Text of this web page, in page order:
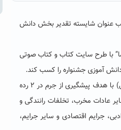
عنوان شایسته تقدیر بخش دانش
با طرح سایت کتاب و کتاب صوتی
آموزی جشنواره را کسب کند.
گفتنی است اختتامیه سومین جشنواره ملی ایده ها و فرصت ها ( اولین استارت آپ در حوزه آسیب های اجتماعی) با هدف پیشگیری از جرم در ۲ رده
عادات مخرب، تخلفات رانندگی و
جرایم اقتصادی و سایر جرایم،